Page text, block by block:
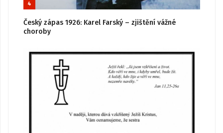
4
Český zápas 1926: Karel Farský – zjištění vážné
choroby